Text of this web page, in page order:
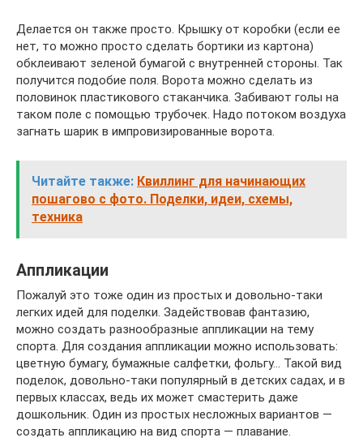
Делается он также просто. Крышку от коробки (если ее
нет, то можно просто сделать бортики из картона)
обклеивают зеленой бумагой с внутренней стороны. Так
получится подобие поля. Ворота можно сделать из
половинок пластикового стаканчика. Забивают голы на
таком поле с помощью трубочек. Надо потоком воздуха
загнать шарик в импровизированные ворота.
Читайте также: Квиллинг для начинающих
пошагово с фото. Поделки, идеи, схемы,
техника
Аппликации
Пожалуй это тоже один из простых и довольно-таки
легких идей для поделки. Задействовав фантазию,
можно создать разнообразные аппликации на тему
спорта. Для создания аппликации можно использовать:
цветную бумагу, бумажные салфетки, фольгу… Такой вид
поделок, довольно-таки популярный в детских садах, и в
первых классах, ведь их может смастерить даже
дошкольник. Один из простых несложных вариантов —
создать аппликацию на вид спорта — плавание.